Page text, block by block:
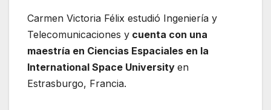
Carmen Victoria Félix estudió Ingeniería y
Telecomunicaciones y cuenta con una
maestría en Ciencias Espaciales en la
International Space University en
Estrasburgo, Francia.